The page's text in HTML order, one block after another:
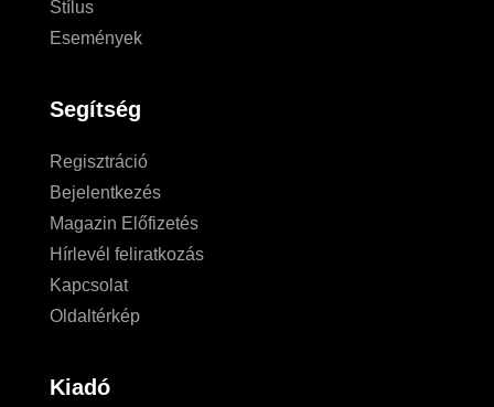
Stílus
Események
Segítség
Regisztráció
Bejelentkezés
Magazin Előfizetés
Hírlevél feliratkozás
Kapcsolat
Oldaltérkép
Kiadó